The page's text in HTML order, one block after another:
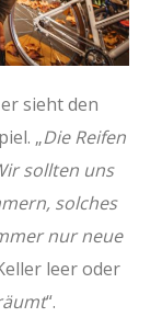
sieht den
„Die Reifen
sollten uns
solches
nur neue
leer oder
“.